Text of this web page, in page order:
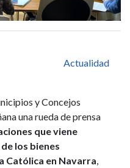
Actualidad
y Concejos
una rueda de prensa
que viene
los bienes
Católica en Navarra,